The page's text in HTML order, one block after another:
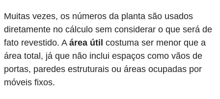
Muitas vezes, os números da planta são usados
diretamente no cálculo sem considerar o que será de
fato revestido. A área útil costuma ser menor que a
área total, já que não inclui espaços como vãos de
portas, paredes estruturais ou áreas ocupadas por
móveis fixos.